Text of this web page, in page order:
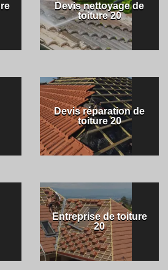
Devis nettoyage de
toiture 20
Devis réparation de
toiture 20
Entreprise de toiture
20